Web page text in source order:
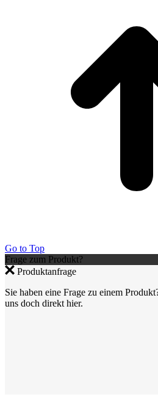
Go to Top
Frage zum Produkt?
Produktanfrage
Sie haben eine Frage zu einem
uns doch direkt hier.